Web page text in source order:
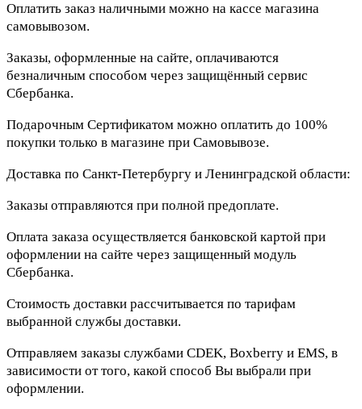
Оплатить заказ наличными можно на кассе магазина
самовывозом.
Заказы, оформленные на сайте, оплачиваются
безналичным способом через защищённый сервис
Сбербанка.
Подарочным Сертификатом можно оплатить до 100%
покупки только в магазине при Самовывозе.
Доставка по Санкт-Петербургу и Ленинградской области:
Заказы отправляются при полной предоплате.
Оплата заказа осуществляется банковской картой при
оформлении на сайте через защищенный модуль
Сбербанка.
Стоимость доставки рассчитывается по тарифам
выбранной службы доставки.
Отправляем заказы службами CDEK, Boxberry и EMS, в
зависимости от того, какой способ Вы выбрали при
оформлении.